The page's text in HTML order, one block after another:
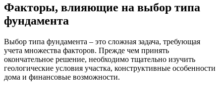
Факторы, влияющие на выбор типа
фундамента
Выбор типа фундамента – это сложная задача, требующая
учета множества факторов. Прежде чем принять
окончательное решение, необходимо тщательно изучить
геологические условия участка, конструктивные особенности
дома и финансовые возможности.